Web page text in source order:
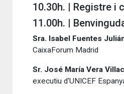
10.30h. | Registre i
11.00h. |
Sra. Isabel Fuentes
CaixaForum Madrid
Sr. José María Vera
executiu d'UNICEF